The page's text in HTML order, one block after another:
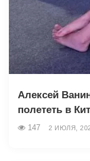
Алексей
полететь в
147 2 ИЮЛЯ,